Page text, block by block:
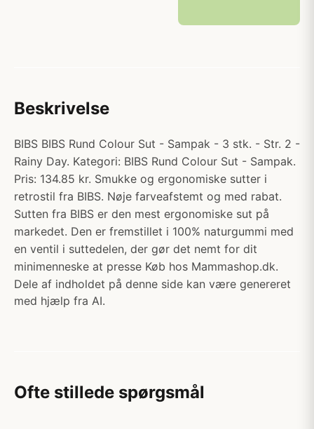
Beskrivelse
BIBS BIBS Rund Colour Sut - Sampak - 3 stk. - Str. 2 -
Rainy Day. Kategori: BIBS Rund Colour Sut - Sampak.
Pris: 134.85 kr. Smukke og ergonomiske sutter i
retrostil fra BIBS. Nøje farveafstemt og med rabat.
Sutten fra BIBS er den mest ergonomiske sut på
markedet. Den er fremstillet i 100% naturgummi med
en ventil i suttedelen, der gør det nemt for dit
minimenneske at presse Køb hos Mammashop.dk.
Dele af indholdet på denne side kan være genereret
med hjælp fra AI.
Ofte stillede spørgsmål